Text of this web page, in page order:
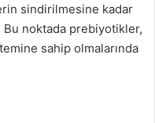
sindirilmesine kadar
noktada prebiyotikler,
sahip olmalarında